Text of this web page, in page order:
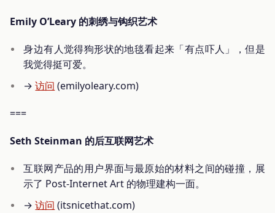
Emily O’Leary 的刺绣与钩织艺术
身边有人觉得狗形状的地毯看起来「有点吓人」，但是
我觉得挺可爱。
→访问 (emilyoleary.com)
===
Seth Steinman 的后互联网艺术
互联网产品的用户界面与最原始的材料之间的碰撞，展
示了 Post-Internet Art 的物理建构一面。
→访问 (itsnicethat.com)